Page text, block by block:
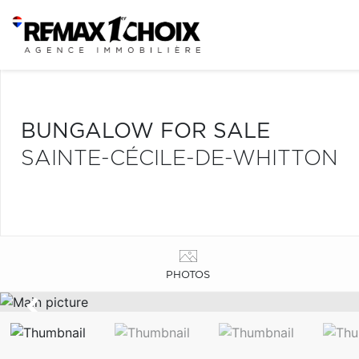
BUNGALOW FOR SALE
SAINTE-CÉCILE-DE-WHITTON
PHOTOS